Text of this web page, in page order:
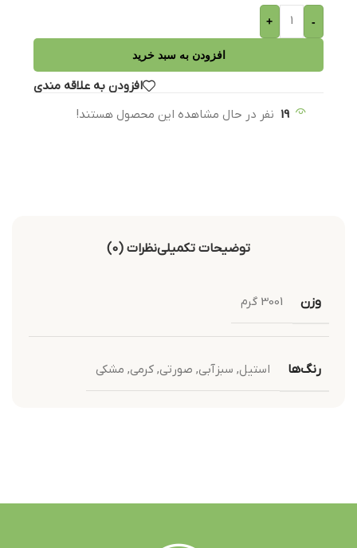
-
+
افزودن به سبد خرید
افزودن به علاقه مندی
19 نفر در حال مشاهده این محصول هستند!
توضیحات تکمیلینظرات (0)
وزن 3001 گرم
رنگ‌ها استیل, سبزآبی, صورتی,کرمی, مشکی